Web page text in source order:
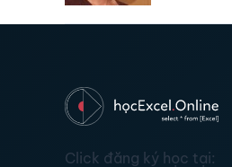
Click đăng ký học tại: